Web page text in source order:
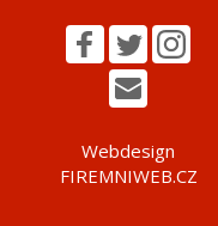
Webdesign
FIREMNIWEB.CZ